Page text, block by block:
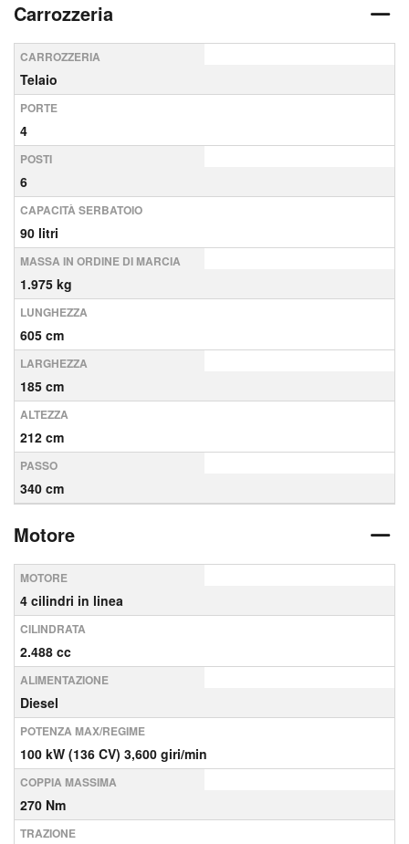
Carrozzeria
CARROZZERIA
Telaio
PORTE
4
POSTI
6
CAPACITÀ SERBATOIO
90 litri
MASSA IN ORDINE DI MARCIA
1.975 kg
LUNGHEZZA
605 cm
LARGHEZZA
185 cm
ALTEZZA
212 cm
PASSO
340 cm
Motore
MOTORE
4 cilindri in linea
CILINDRATA
2.488 cc
ALIMENTAZIONE
Diesel
POTENZA MAX/REGIME
100 kW (136 CV) 3,600 giri/min
COPPIA MASSIMA
270 Nm
TRAZIONE